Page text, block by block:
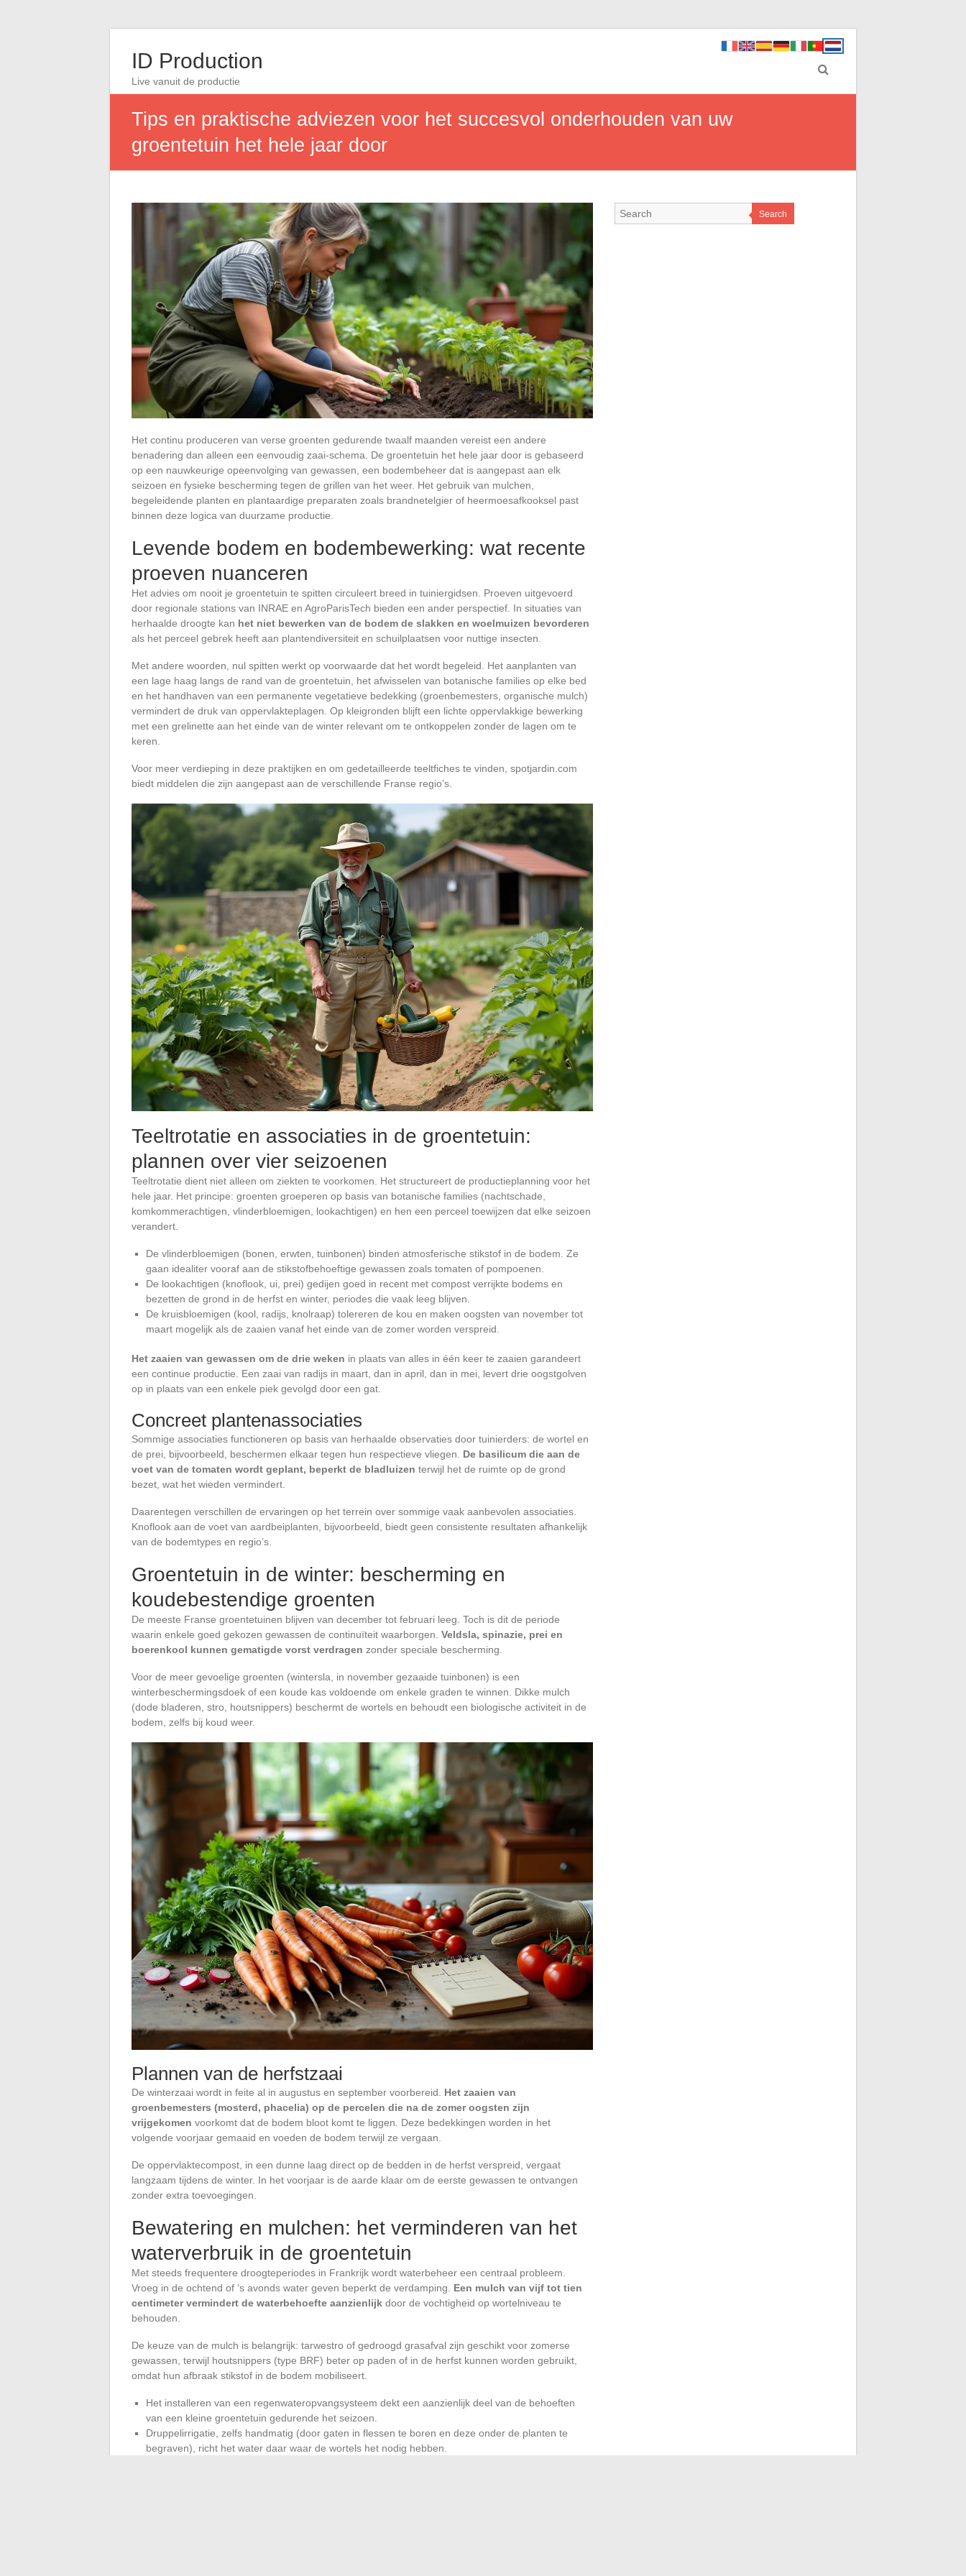
ID Production
Live vanuit de productie
Tips en praktische adviezen voor het succesvol onderhouden van uw
groentetuin het hele jaar door
Het continu produceren van verse groenten gedurende twaalf maanden vereist een andere
benadering dan alleen een eenvoudig zaai-schema. De groentetuin het hele jaar door is gebaseerd
op een nauwkeurige opeenvolging van gewassen, een bodembeheer dat is aangepast aan elk
seizoen en fysieke bescherming tegen de grillen van het weer. Het gebruik van mulchen,
begeleidende planten en plantaardige preparaten zoals brandnetelgier of heermoesafkooksel past
binnen deze logica van duurzame productie.
Levende bodem en bodembewerking: wat recente
proeven nuanceren
Het advies om nooit je groentetuin te spitten circuleert breed in tuiniergidsen. Proeven uitgevoerd
door regionale stations van INRAE en AgroParisTech bieden een ander perspectief. In situaties van
herhaalde droogte kan het niet bewerken van de bodem de slakken en woelmuizen bevorderen
als het perceel gebrek heeft aan plantendiversiteit en schuilplaatsen voor nuttige insecten.
Met andere woorden, nul spitten werkt op voorwaarde dat het wordt begeleid. Het aanplanten van
een lage haag langs de rand van de groentetuin, het afwisselen van botanische families op elke bed
en het handhaven van een permanente vegetatieve bedekking (groenbemesters, organische mulch)
vermindert de druk van oppervlakteplagen. Op kleigronden blijft een lichte oppervlakkige bewerking
met een grelinette aan het einde van de winter relevant om te ontkoppelen zonder de lagen om te
keren.
Voor meer verdieping in deze praktijken en om gedetailleerde teeltfiches te vinden, spotjardin.com
biedt middelen die zijn aangepast aan de verschillende Franse regio’s.
Teeltrotatie en associaties in de groentetuin:
plannen over vier seizoenen
Teeltrotatie dient niet alleen om ziekten te voorkomen. Het structureert de productieplanning voor het
hele jaar. Het principe: groenten groeperen op basis van botanische families (nachtschade,
komkommerachtigen, vlinderbloemigen, lookachtigen) en hen een perceel toewijzen dat elke seizoen
verandert.
De vlinderbloemigen (bonen, erwten, tuinbonen) binden atmosferische stikstof in de bodem. Ze
gaan idealiter vooraf aan de stikstofbehoeftige gewassen zoals tomaten of pompoenen.
De lookachtigen (knoflook, ui, prei) gedijen goed in recent met compost verrijkte bodems en
bezetten de grond in de herfst en winter, periodes die vaak leeg blijven.
De kruisbloemigen (kool, radijs, knolraap) tolereren de kou en maken oogsten van november tot
maart mogelijk als de zaaien vanaf het einde van de zomer worden verspreid.
Het zaaien van gewassen om de drie weken in plaats van alles in één keer te zaaien garandeert
een continue productie. Een zaai van radijs in maart, dan in april, dan in mei, levert drie oogstgolven
op in plaats van een enkele piek gevolgd door een gat.
Concreet plantenassociaties
Sommige associaties functioneren op basis van herhaalde observaties door tuinierders: de wortel en
de prei, bijvoorbeeld, beschermen elkaar tegen hun respectieve vliegen. De basilicum die aan de
voet van de tomaten wordt geplant, beperkt de bladluizen terwijl het de ruimte op de grond
bezet, wat het wieden vermindert.
Daarentegen verschillen de ervaringen op het terrein over sommige vaak aanbevolen associaties.
Knoflook aan de voet van aardbeiplanten, bijvoorbeeld, biedt geen consistente resultaten afhankelijk
van de bodemtypes en regio’s.
Groentetuin in de winter: bescherming en
koudebestendige groenten
De meeste Franse groentetuinen blijven van december tot februari leeg. Toch is dit de periode
waarin enkele goed gekozen gewassen de continuïteit waarborgen. Veldsla, spinazie, prei en
boerenkool kunnen gematigde vorst verdragen zonder speciale bescherming.
Voor de meer gevoelige groenten (wintersla, in november gezaaide tuinbonen) is een
winterbeschermingsdoek of een koude kas voldoende om enkele graden te winnen. Dikke mulch
(dode bladeren, stro, houtsnippers) beschermt de wortels en behoudt een biologische activiteit in de
bodem, zelfs bij koud weer.
Plannen van de herfstzaai
De winterzaai wordt in feite al in augustus en september voorbereid. Het zaaien van
groenbemesters (mosterd, phacelia) op de percelen die na de zomer oogsten zijn
vrijgekomen voorkomt dat de bodem bloot komt te liggen. Deze bedekkingen worden in het
volgende voorjaar gemaaid en voeden de bodem terwijl ze vergaan.
De oppervlaktecompost, in een dunne laag direct op de bedden in de herfst verspreid, vergaat
langzaam tijdens de winter. In het voorjaar is de aarde klaar om de eerste gewassen te ontvangen
zonder extra toevoegingen.
Bewatering en mulchen: het verminderen van het
waterverbruik in de groentetuin
Met steeds frequentere droogteperiodes in Frankrijk wordt waterbeheer een centraal probleem.
Vroeg in de ochtend of ‘s avonds water geven beperkt de verdamping. Een mulch van vijf tot tien
centimeter vermindert de waterbehoefte aanzienlijk door de vochtigheid op wortelniveau te
behouden.
De keuze van de mulch is belangrijk: tarwestro of gedroogd grasafval zijn geschikt voor zomerse
gewassen, terwijl houtsnippers (type BRF) beter op paden of in de herfst kunnen worden gebruikt,
omdat hun afbraak stikstof in de bodem mobiliseert.
Het installeren van een regenwateropvangsysteem dekt een aanzienlijk deel van de behoeften
van een kleine groentetuin gedurende het seizoen.
Druppelirrigatie, zelfs handmatig (door gaten in flessen te boren en deze onder de planten te
begraven), richt het water daar waar de wortels het nodig hebben.
Search